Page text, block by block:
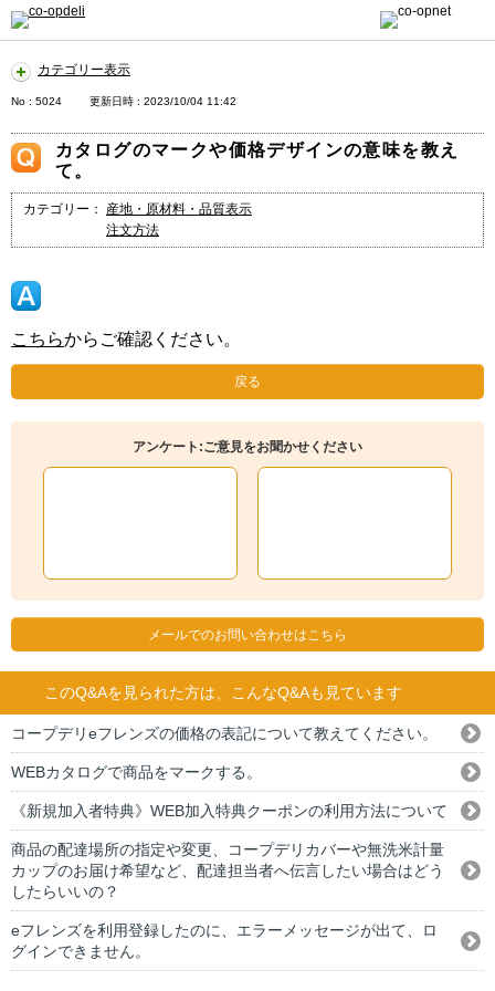
カテゴリー表示
No : 5024 更新日時 : 2023/10/04 11:42
カタログのマークや価格デザインの意味を教え
て。
カテゴリー：
産地・原材料・品質表示
注文方法
こちらからご確認ください。
戻る
アンケート:ご意見をお聞かせください
メールでのお問い合わせはこちら
このQ&Aを見られた方は、こんなQ&Aも見ています
コープデリeフレンズの価格の表記について教えてください。
WEBカタログで商品をマークする。
《新規加入者特典》WEB加入特典クーポンの利用方法について
商品の配達場所の指定や変更、コープデリカバーや無洗米計量
カップのお届け希望など、配達担当者へ伝言したい場合はどう
したらいいの？
eフレンズを利用登録したのに、エラーメッセージが出て、ロ
グインできません。